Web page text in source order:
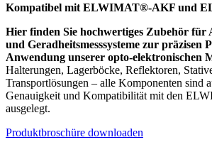
Kompatibel mit ELWIMAT®-AKF und
Hier finden Sie hochwertiges Zubehör für
und Geradheitsmesssysteme zur präzisen
Anwendung unserer opto-elektronischen
Halterungen, Lagerböcke, Reflektoren,
Transportlösungen – alle Komponenten sind
Genauigkeit und Kompatibilität mit den
ausgelegt.
Produktbroschüre downloaden